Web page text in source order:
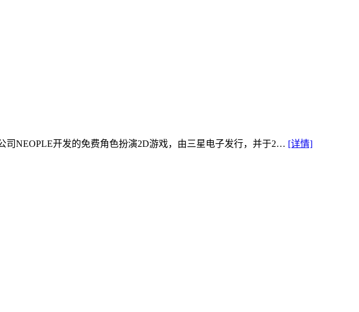
司NEOPLE开发的免费角色扮演2D游戏，由三星电子发行，并于2… [详情]